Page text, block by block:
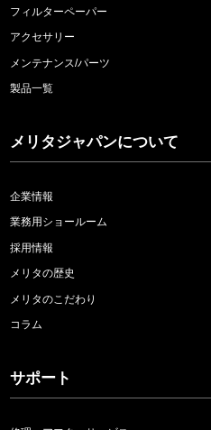
フィルターペーパー
アクセサリー
メンテナンス/パーツ
製品一覧
メリタジャパンについて
企業情報
業務用ショールーム
採用情報
メリタの歴史
メリタのこだわり
コラム
サポート